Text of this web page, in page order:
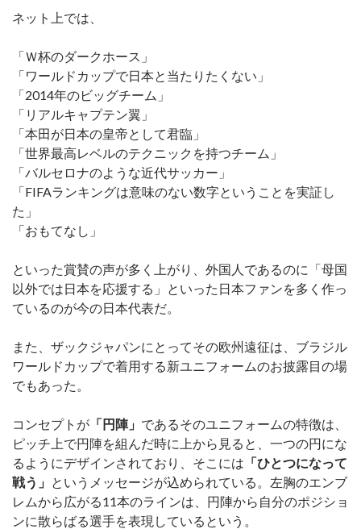
ネット上では、
「Ｗ杯のダークホース」
「ワールドカップで日本と当たりたくない」
「2014年のビッグチーム」
「リアルキャプテン翼」
「本田が日本の皇帝として君臨」
「世界最高レベルのテクニックを持つチーム」
「バルセロナのような近代サッカー」
「FIFAランキングは意味のない数字ということを実証し
た」
「おもてなし」
といった賞賛の声が多く上がり、外国人であるのに「母国
以外では日本を応援する」といった日本ファンを多く作っ
ているのが今の日本代表だ。
また、ザックジャパンにとってその欧州遠征は、ブラジル
ワールドカップで着用する新ユニフォームのお披露目の場
でもあった。
コンセプトが 「円陣」 であるそのユニフォームの特徴は、
ピッチ上で円陣を組んだ時に上から見ると、一つの円にな
るようにデザインされており、そこには 「ひとつになって
戦う」 というメッセージが込められている。左胸のエンブ
レムから広がる11本のラインは、円陣から自分のポジショ
ンに散らばる選手を表現しているという。